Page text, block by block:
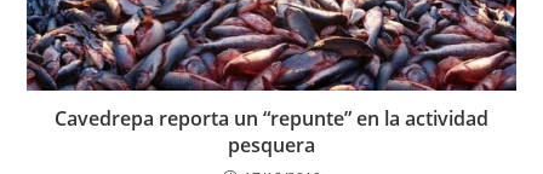
Cavedrepa reporta un “repunte” en la actividad
pesquera